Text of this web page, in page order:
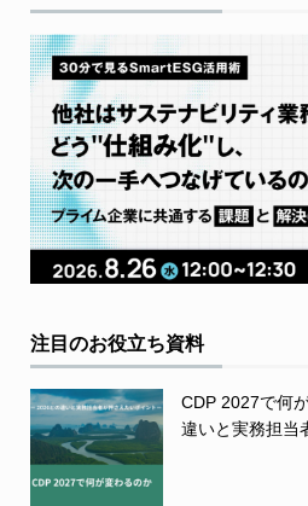
注目のお役立ち資料
CDP 2027で何
違いと実務担